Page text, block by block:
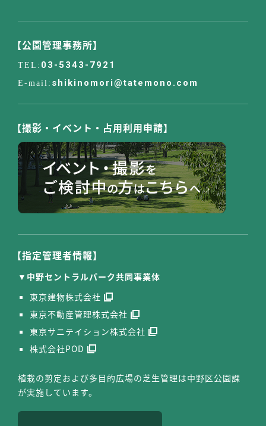
【公園管理事務所】
03-5343-7921
shikinomori@tatemono.com
【撮影・イベント・占用利用申請】
【指定管理者情報】
中野セントラルパーク共同事業体
東京建物株式会社
東京不動産管理株式会社
東京サニテイション株式会社
株式会社POD
植栽の剪定および多目的広場の芝生管理は中野区公園課
が実施しています。